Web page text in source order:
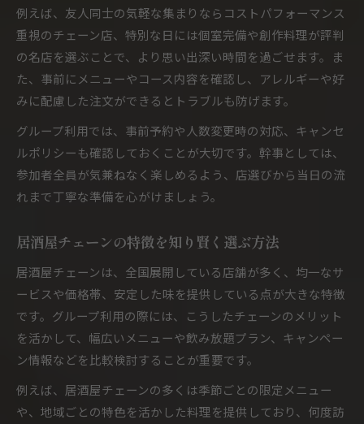
グループ利用でコスパを高める居酒屋選び
居酒屋チェーンの安さと味を両立させる方法
リーズナブルな居酒屋グループ活用術
人気チェーン一覧から探る注目の居酒屋体験
居酒屋チェーン一覧で最新トレンドをチェック
大手居酒屋グループの個性を比較して選ぶ
注目の居酒屋チェーン体験談を大公開
人気居酒屋チェーンでグループ飲み会を満喫
居酒屋チェーンの最新トレンドを徹底分析
グループ利用に最適なトレンド居酒屋とは
居酒屋チェーンの新サービスを比較検証
話題の居酒屋チェーン体験を深掘り
注目の居酒屋グループ新メニュー事情
居酒屋グループ利用の魅力と楽しみ方とは
居酒屋グループ利用で得られる魅力を紹介
例えば、友人同士の気軽な集まりならコストパフォーマンス
重視のチェーン店、特別な日には個室完備や創作料理が評判
の名店を選ぶことで、より思い出深い時間を過ごせます。ま
た、事前にメニューやコース内容を確認し、アレルギーや好
みに配慮した注文ができるとトラブルも防げます。
グループ利用では、事前予約や人数変更時の対応、キャンセ
ルポリシーも確認しておくことが大切です。幹事としては、
参加者全員が気兼ねなく楽しめるよう、店選びから当日の流
れまで丁寧な準備を心がけましょう。
居酒屋チェーンの特徴を知り賢く選ぶ方法
居酒屋チェーンは、全国展開している店舗が多く、均一なサ
ービスや価格帯、安定した味を提供している点が大きな特徴
です。グループ利用の際には、こうしたチェーンのメリット
を活かして、幅広いメニューや飲み放題プラン、キャンペー
ン情報などを比較検討することが重要です。
例えば、居酒屋チェーンの多くは季節ごとの限定メニュー
や、地域ごとの特色を活かした料理を提供しており、何度訪